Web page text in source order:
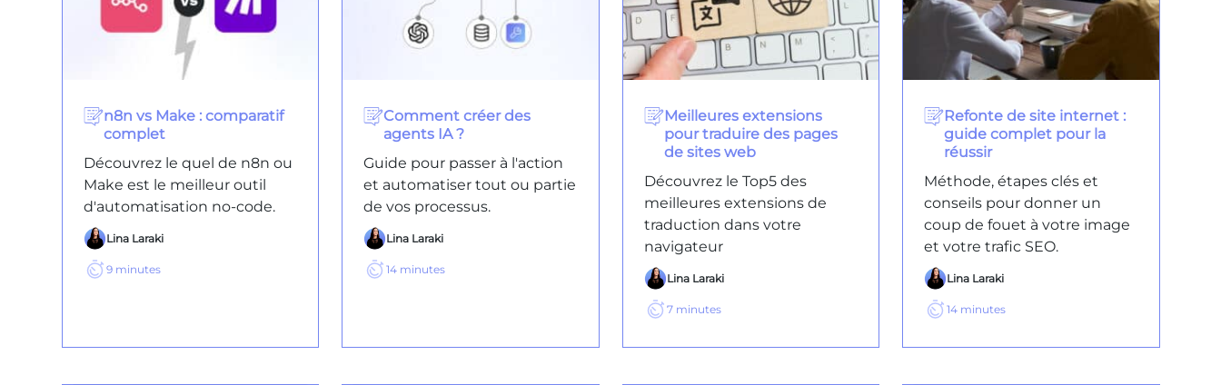
n8n vs Make : comparatif
complet
Découvrez le quel de n8n ou
Make est le meilleur outil
d'automatisation no-code.
Lina Laraki
9 minutes
Comment créer des
agents IA ?
Guide pour passer à l'action
et automatiser tout ou partie
de vos processus.
Lina Laraki
14 minutes
Meilleures extensions
pour traduire des pages
de sites web
Découvrez le Top5 des
meilleures extensions de
traduction dans votre
navigateur
Lina Laraki
7 minutes
Refonte de site internet :
guide complet pour la
réussir
Méthode, étapes clés et
conseils pour donner un
coup de fouet à votre image
et votre trafic SEO.
Lina Laraki
14 minutes